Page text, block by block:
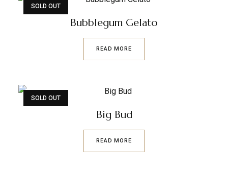
SOLD OUT
Bubblegum Gelato
READ MORE
SOLD OUT
Big Bud
READ MORE